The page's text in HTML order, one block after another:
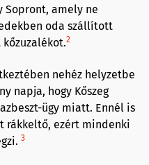
Sopront, amely ne
oda szállított
2
nehéz helyzetbe
napja, hogy Kőszeg
ügy miatt. Ennél is
rákkeltő, ezért mindenki
3